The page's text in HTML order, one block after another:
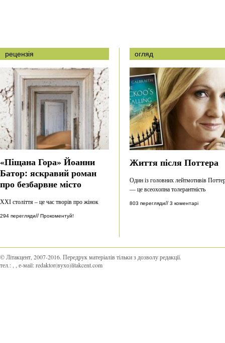
рецензія
«Піщана Гора» Йоанни
Батор: яскравий роман
про безбарвне місто
ХХІ століття – це час творів про жінок
294 перегляди// Прокоментуй!
огляд
Життя після Поттера
Один із головних лейтмотивів
— це всеохопна толерантність
803 перегляди// 3 коментарі
© Літакцент, 2007-2016. Передрук матеріалів тільки з дозволу редакції.
тел.:
, е-маіl:redaktor(вухо)litakcent.com